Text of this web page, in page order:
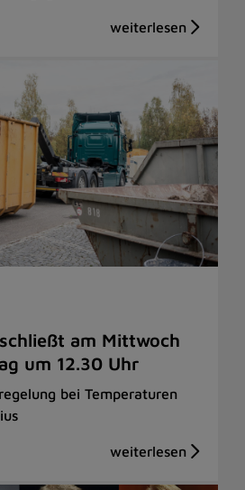
am Mittwoch
um 12.30 Uhr
bei Temperaturen